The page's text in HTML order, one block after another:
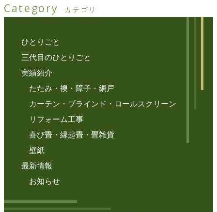
Category カテゴリ
ひとりごと
三代目のひとりごと
実績紹介
たたみ・襖・障子・網戸
カーテン・ブラインド・ロールスクリーン
リフォーム工事
喜び畳・縁起畳・畳雑貨
壁紙
最新情報
お知らせ